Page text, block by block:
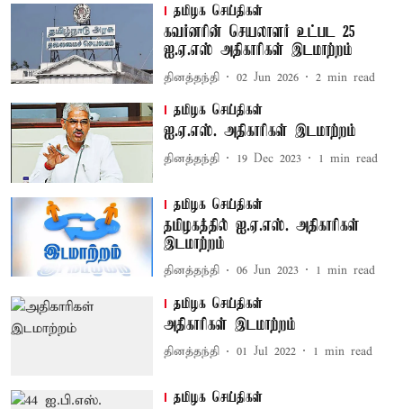
தமிழக செய்திகள்
கவர்னரின் செயலாளர் உட்பட 25
ஐ.ஏ.எஸ் அதிகாரிகள் இடமாற்றம்
தினத்தந்தி 02 Jun 2026 2 min read
தமிழக செய்திகள்
ஐ.ஏ.எஸ். அதிகாரிகள் இடமாற்றம்
தினத்தந்தி 19 Dec 2023 1 min read
தமிழக செய்திகள்
தமிழகத்தில் ஐ.ஏ.எஸ். அதிகாரிகள்
இடமாற்றம்
தினத்தந்தி 06 Jun 2023 1 min read
தமிழக செய்திகள்
அதிகாரிகள் இடமாற்றம்
தினத்தந்தி 01 Jul 2022 1 min read
தமிழக செய்திகள்